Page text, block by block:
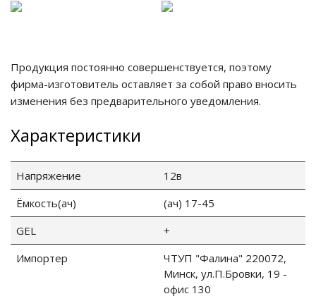
Продукция постоянно совершенствуется, поэтому
фирма-изготовитель оставляет за собой право вносить
изменения без предварительного уведомления.
Характеристики
Напряжение
12в
Ёмкость(ач)
(ач) 17-45
GEL
+
Импортер
ЧТУП "Фалина" 220072,
Минск, ул.П.Бровки, 19 -
офис 130